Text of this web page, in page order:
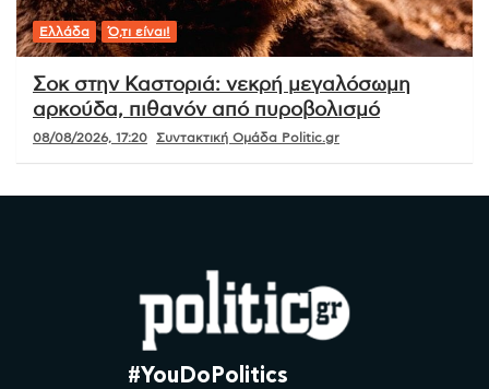
Ελλάδα Ό,τι είναι!
Σοκ στην Καστοριά: νεκρή μεγαλόσωμη
αρκούδα, πιθανόν από πυροβολισμό
08/08/2026, 17:20 Συντακτική Ομάδα Politic.gr
#YouDoPolitics